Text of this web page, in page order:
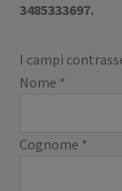
3485333697.
I campi
Nome *
Cognome *